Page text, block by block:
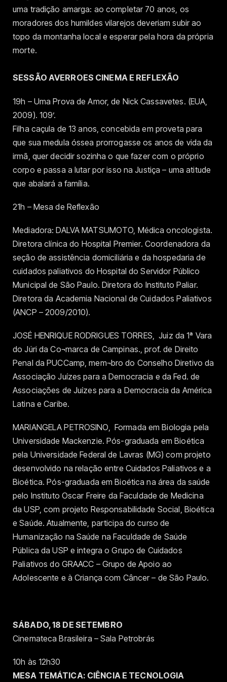
uma tradição amarga: ao completar 70 anos, os
moradores dos humildes vilarejos deveriam subir ao
topo da montanha local e esperar pela hora da própria
morte.
SESSÃO AVERROES CINEMA E REFLEXÃO
19h – Uma Prova de Amor, de Nick Cassavetes. (EUA,
2009). 109’.
Filha caçula de 13 anos, concebida em proveta para
que sua medula óssea prorrogasse os anos de vida da
irmã, quer decidir sozinha o que fazer com o próprio
corpo e passa a lutar por isso na Justiça – uma atitude
que abalará a família.
21h – Mesa de Reflexão
Mediadora: DALVA MATSUMOTO, Médica oncologista.
Diretora clínica do Hospital Premier. Coordenadora da
seção de assistência domiciliária e da hospedaria de
cuidados paliativos do Hospital do Servidor Público
Municipal de São Paulo. Diretora do Instituto Paliar.
Diretora da Academia Nacional de Cuidados Paliativos
(ANCP – 2009/2010).
JOSÉ HENRIQUE RODRIGUES TORRES, Juiz da 1ª Vara
do Júri da Co¬marca de Campinas., prof. de Direito
Penal da PUCCamp, mem¬bro do Conselho Diretivo da
Associação Juízes para a Democracia e da Fed. de
Associações de Juízes para a Democracia da América
Latina e Caribe.
MARIANGELA PETROSINO, Formada em Biologia pela
Universidade Mackenzie. Pós-graduada em Bioética
pela Universidade Federal de Lavras (MG) com projeto
desenvolvido na relação entre Cuidados Paliativos e a
Bioética. Pós-graduada em Bioética na área da saúde
pelo Instituto Oscar Freire da Faculdade de Medicina
da USP, com projeto Responsabilidade Social, Bioética
e Saúde. Atualmente, participa do curso de
Humanização na Saúde na Faculdade de Saúde
Pública da USP e integra o Grupo de Cuidados
Paliativos do GRAACC – Grupo de Apoio ao
Adolescente e à Criança com Câncer – de São Paulo.
SÁBADO, 18 DE SETEMBRO
Cinemateca Brasileira – Sala Petrobrás
10h às 12h30
MESA TEMÁTICA: CIÊNCIA E TECNOLOGIA